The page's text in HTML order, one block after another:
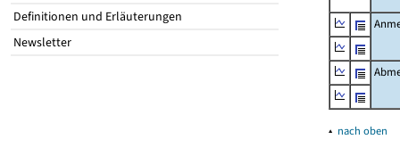
Definitionen und Erläuterungen
Newsletter
▴ nach oben